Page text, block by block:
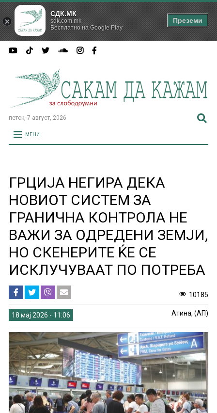
петок, 7 август, 2026
МЕНИ
ГРЦИЈА НЕГИРА ДЕКА
НОВИОТ СИСТЕМ ЗА
ГРАНИЧНА КОНТРОЛА НЕ
ВАЖИ ЗА ОДРЕДЕНИ ЗЕМЈИ,
НО СКЕНЕРИТЕ ЌЕ СЕ
ИСКЛУЧУВААТ ПО ПОТРЕБА
10185
18 мај 2026 - 11:06 Атина, (АП)
СДК.МК
sdk.com.mk
Бесплатно на Google Play
Преземи